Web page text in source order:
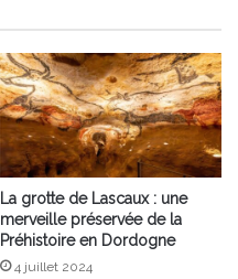
La grotte de Lascaux : une
merveille préservée de la
Préhistoire en Dordogne
4 juillet 2024